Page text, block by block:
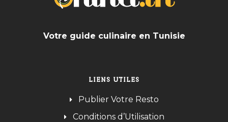
Votre guide culinaire en Tunisie
LIENS UTILES
Publier Votre Resto
Conditions d’Utilisation